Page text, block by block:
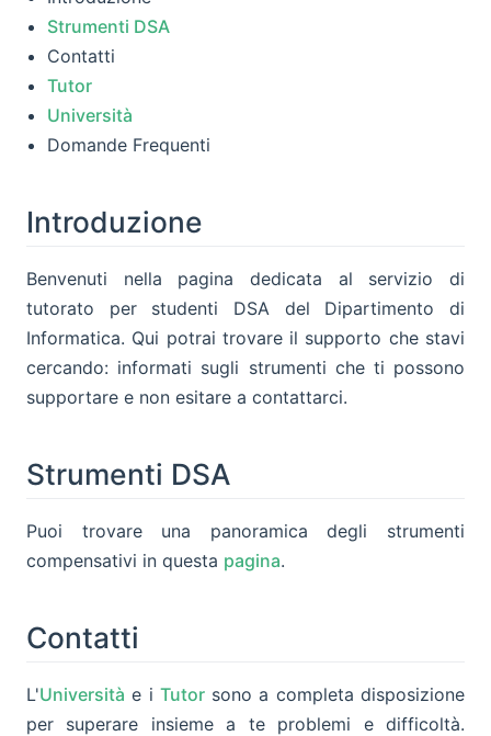
Strumenti DSA
Contatti
Tutor
Università
Domande Frequenti
Introduzione
Benvenuti nella pagina dedicata al servizio di
tutorato per studenti DSA del Dipartimento di
Informatica. Qui potrai trovare il supporto che stavi
cercando: informati sugli strumenti che ti possono
supportare e non esitare a contattarci.
Strumenti DSA
Puoi trovare una panoramica degli strumenti
compensativi in questa pagina.
Contatti
L'Università e i Tutorsono a completa disposizione
per superare insieme a te problemi e difficoltà.